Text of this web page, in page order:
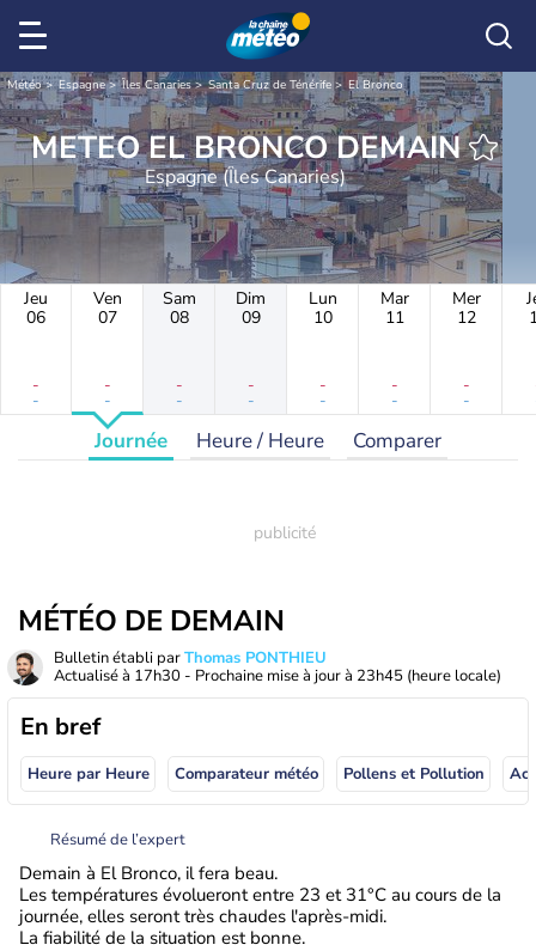
Météo Espagne Îles Canaries Santa Cruz de Ténérife El Bronco
METEO EL BRONCO DEMAIN
Espagne (Îles Canaries)
Jeu
06
-
-
Ven
07
-
-
Sam
08
-
-
Dim
09
-
-
Lun
10
-
-
Mar
11
-
-
Mer
12
-
-
Journée Heure / Heure Comparer
MÉTÉO DE DEMAIN
Bulletin établi parThomas PONTHIEU
Actualisé à 17h30 - Prochaine mise à jour à 23h45 (heure locale)
En bref
Heure par Heure Comparateur météo Pollens et Pollution
Résumé de l’expert
Demain à El Bronco, il fera beau.
Les températures évolueront entre 23 et 31°C au cours de la
journée, elles seront très chaudes l'après-midi.
La fiabilité de la situation est bonne.